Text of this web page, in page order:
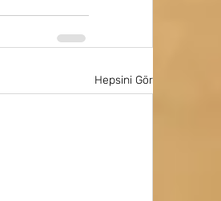
Hepsini Gör